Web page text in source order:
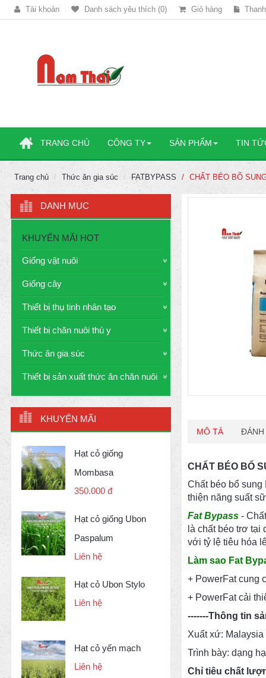
Tài khoản Danh sách yêu thích (0) Giỏ hàng
TRANG CHỦ CÔNG TY SẢN PHẨM TIN
Trang chủ Thức ăn gia súc FATBYPASS CHẤT BÉO BỔ
DANH MỤC
KHUYẾN MÃI HOT
Giống vật nuôi
Giống cây
Thiết bị thụ tinh nhân tạo
Thiết bị chăn nuôi thú y
Thức ăn gia súc
Thiết bị sản xuất thức ăn chăn nuôi
KHUYẾN MÃI
Hạt cỏ giống
Mombasa
350.000 đ
Hạt cỏ giống Ubon
Paspalum
Liên hệ
Hạt cỏ Ubon Stylo
Liên hệ
Hạt cỏ yến mạch
Liên hệ
MÔ TẢ ĐÁNH
CHẤT BÉO BỔ
Chất béo bổ sung
thiện năng suất
Fat Bypass -
là chất béo trơ tại
với tỷ lệ tiêu hóa
Làm sao Fat
+ PowerFat cung
+ PowerFat cải
-------Thông tin
Xuất xứ: Malaysia
Trình bày: dạng
Chỉ tiêu chất